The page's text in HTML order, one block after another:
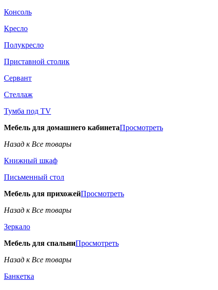
Консоль
Кресло
Полукресло
Приставной столик
Сервант
Стеллаж
Тумба под TV
Мебель для домашнего кабинетаПросмотреть
Назад к Все товары
Книжный шкаф
Письменный стол
Мебель для прихожейПросмотреть
Назад к Все товары
Зеркало
Мебель для спальниПросмотреть
Назад к Все товары
Банкетка